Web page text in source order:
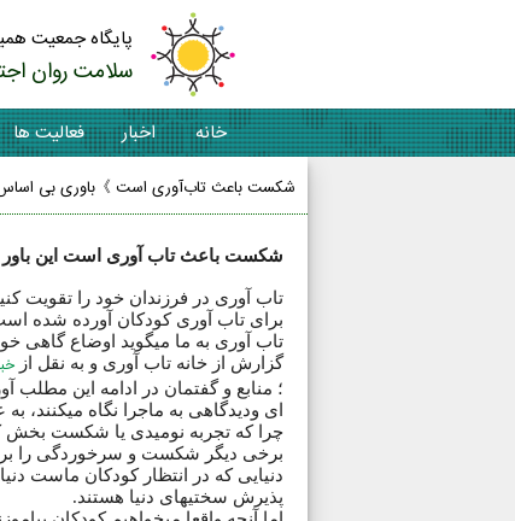
پایگاه جمعیت
سلامت روان
خانه اخبار فعالیت ها
شکست باعث تاب‌آوری است 》باوری بی
شکست باعث تاب آوری است این
برای تاب آوری کودکان آورده شده
تاب آوری به ما میگوید اوضاع گاهی
گزارش از خانه تاب آوری و به نقل از
؛ منابع و گفتمان در ادامه این مطلب
ای ودیدگاهی به ماجرا نگاه
چرا که تجربه نومیدی یا شکست بخش
برخی دیگر شکست و سرخوردگی را
دنیایی که در انتظار کودکان ماست
پذیرش سختیهای دنیا هستند.